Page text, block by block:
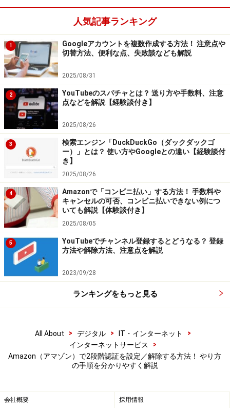
9. スマホに送信された確認コードを入力する
スマホに送信された確認コードを入力
10. ［2段階認証を有効にする］を選択する
［2段階認証を有効にする］を選択
11. 設定完了
設定完了
2段階認証でのログイン方法
設定が完了したので、2段階認証でのログインを試して
みます。
1. メールアドレスを入力する
メールアドレスを入力
2. パスワードを入力する
人気記事ランキング
1
Googleアカウントを複数作成する方法！ 注意点や
切替方法、便利な点、失敗談なども解説
2025/08/31
2
YouTubeのスパチャとは？ 送り方や手数料、注意
点などを解説【経験談付き】
2025/08/26
3
検索エンジン「DuckDuckGo（ダックダックゴ
ー）」とは？ 使い方やGoogleとの違い【経験談付
き】
2025/08/26
4
Amazonで「コンビニ払い」する方法！ 手数料や
キャンセルの可否、コンビニ払いできない例につ
いても解説【体験談付き】
2025/08/05
5
YouTubeでチャンネル登録するとどうなる？ 登録
方法や解除方法、注意点を解説
2023/09/28
ランキングをもっと見る
All About > デジタル > IT・インターネット
>
インターネットサービス
>
Amazon（アマゾン）で2段階認証を設定／解除する方法！ やり方
の手順を分かりやすく解説
会社概要 採用情報